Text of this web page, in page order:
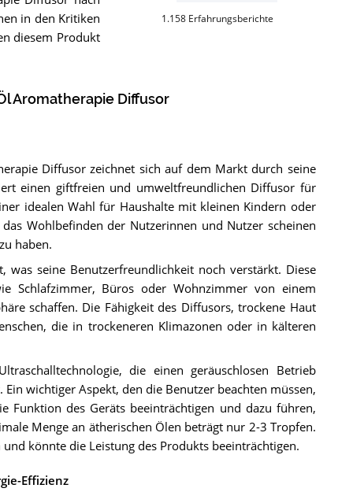
1.158 Erfahrungsberichte
in den Kritiken
diesem Produkt
Aromatherapie Diffusor
Diffusor zeichnet sich auf dem Markt durch seine
einen giftfreien und umweltfreundlichen Diffusor für
idealen Wahl für Haushalte mit kleinen Kindern oder
Wohlbefinden der Nutzerinnen und Nutzer scheinen
haben.
seine Benutzerfreundlichkeit noch verstärkt. Diese
Schlafzimmer, Büros oder Wohnzimmer von einem
schaffen. Die Fähigkeit des Diffusors, trockene Haut
die in trockeneren Klimazonen oder in kälteren
die einen geräuschlosen Betrieb
wichtiger Aspekt, den die Benutzer beachten müssen,
Funktion des Geräts beeinträchtigen und dazu führen,
Menge an ätherischen Ölen beträgt nur 2-3 Tropfen.
könnte die Leistung des Produkts beeinträchtigen.
Effizienz